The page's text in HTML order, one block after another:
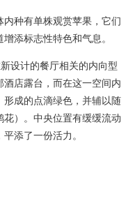
种有单株观赏苹果，它们
添标志性特色和气息。
设计的餐厅相关的内向型
店露台，而在这一空间内
成的点滴绿色，并辅以随
）。中央位置有缓缓流动
添了一份活力。